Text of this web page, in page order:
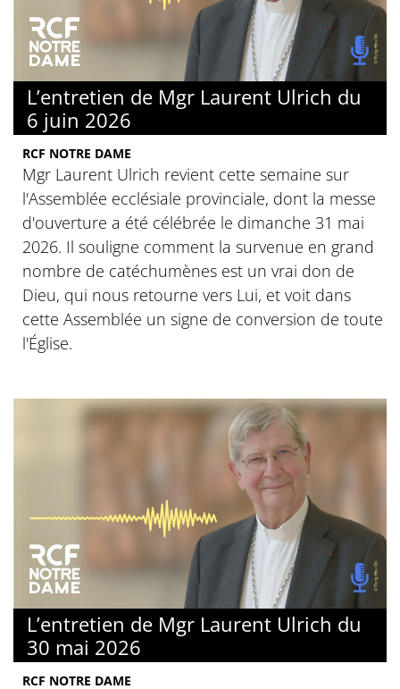
L’entretien de Mgr Laurent Ulrich du
6 juin 2026
RCF NOTRE DAME
Mgr Laurent Ulrich revient cette semaine sur
l'Assemblée ecclésiale provinciale, dont la messe
d'ouverture a été célébrée le dimanche 31 mai
2026. Il souligne comment la survenue en grand
nombre de catéchumènes est un vrai don de
Dieu, qui nous retourne vers Lui, et voit dans
cette Assemblée un signe de conversion de toute
l'Église.
L’entretien de Mgr Laurent Ulrich du
30 mai 2026
RCF NOTRE DAME